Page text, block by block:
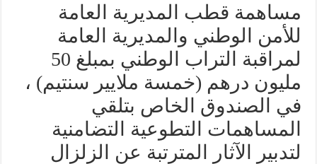
مساهمة قطب المديرية العامة
للأمن الوطني والمديرية العامة
لمراقبة التراب الوطني بمبلغ 50
مليون درهم (خمسة ملايير سنتيم) ،
في الصندوق الخاص بتلقي
المساهمات التطوعية التضامنية
لتدبير الآثار المترتبة عن الزلزال